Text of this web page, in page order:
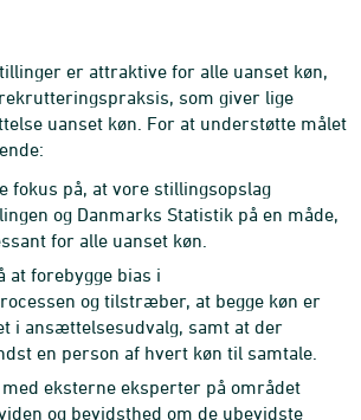
er attraktive for alle uanset køn,
som giver lige
uanset køn. For at understøtte målet
fokus på, at vore stillingsopslag
og Danmarks Statistik på en måde,
for alle uanset køn.
at forebygge bias i
og tilstræber, at begge køn er
i ansættelsesudvalg, samt at der
en person af hvert køn til samtale.
eksterne eksperter på området
og bevidsthed om de ubevidste